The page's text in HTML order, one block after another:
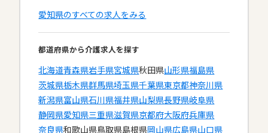
愛知県のすべての求人をみる
都道府県から介護求人を探す
北海道青森県岩手県宮城県秋田県山形県福島県
茨城県栃木県群馬県埼玉県千葉県東京都神奈川県
新潟県富山県石川県福井県山梨県長野県岐阜県
静岡県愛知県三重県滋賀県京都府大阪府兵庫県
奈良県和歌山県鳥取県島根県岡山県広島県山口県